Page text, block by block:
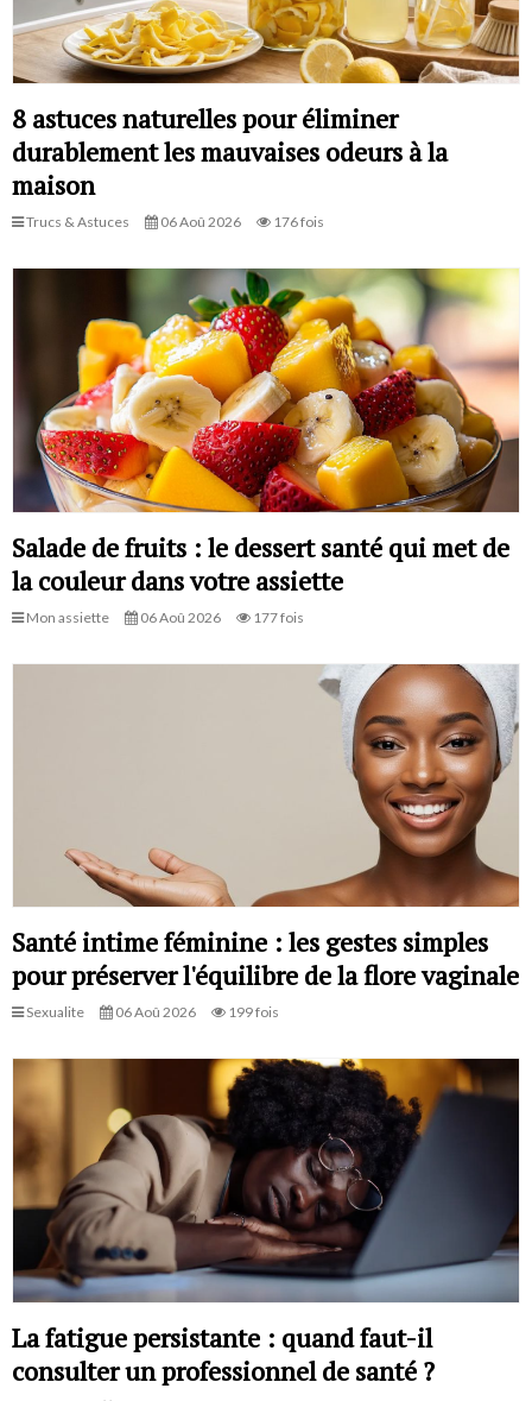
8 astuces naturelles pour éliminer
durablement les mauvaises odeurs à la
maison
Trucs & Astuces 06 Aoû 2026 176 fois
Salade de fruits : le dessert santé qui met de
la couleur dans votre assiette
Mon assiette 06 Aoû 2026 177 fois
Santé intime féminine : les gestes simples
pour préserver l'équilibre de la flore vaginale
Sexualite 06 Aoû 2026 199 fois
La fatigue persistante : quand faut-il
consulter un professionnel de santé ?